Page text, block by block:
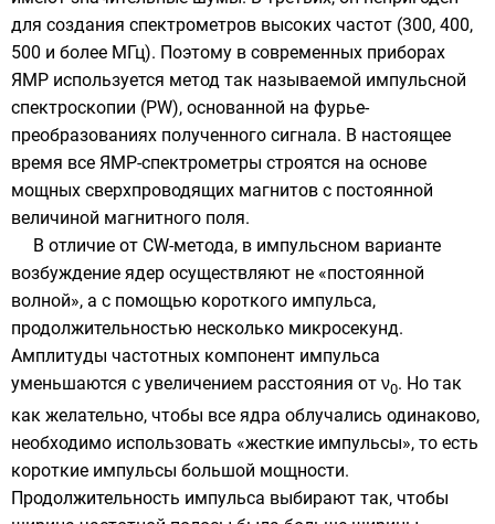
для создания спектрометров высоких частот (300, 400,
500 и более МГц). Поэтому в современных приборах
ЯМР используется метод так называемой импульсной
спектроскопии (PW), основанной на фурье-
преобразованиях полученного сигнала. В настоящее
время все ЯМР-спектрометры строятся на основе
мощных сверхпроводящих магнитов с постоянной
величиной магнитного поля.
В отличие от CW-метода, в импульсном варианте
возбуждение ядер осуществляют не «постоянной
волной», а с помощью короткого импульса,
продолжительностью несколько микросекунд.
Амплитуды частотных компонент импульса
уменьшаются с увеличением расстояния от ν0. Но так
как желательно, чтобы все ядра облучались одинаково,
необходимо использовать «жесткие импульсы», то есть
короткие импульсы большой мощности.
Продолжительность импульса выбирают так, чтобы